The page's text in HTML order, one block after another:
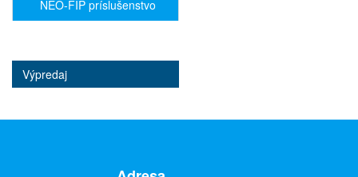
NEO-FIP príslušenstvo
Výpredaj